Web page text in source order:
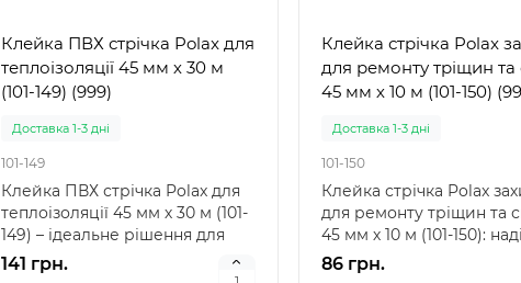
Клейка ПВХ стрічка Polax для
теплоізоляції 45 мм х 30 м
(101-149) (999)
Доставка 1-3 дні
101-149
Клейка ПВХ стрічка Polax для
теплоізоляції 45 мм х 30 м (101-
149) – ідеальне рішення для
ізоляційних..
141 грн.
Клейка стрічка Polax
для ремонту тріщин та
45 мм х 10 м (101-150)
Доставка 1-3 дні
101-150
Клейка стрічка Polax
для ремонту тріщин та
45 мм х 10 м (101-150):
рішення дл..
86 грн.